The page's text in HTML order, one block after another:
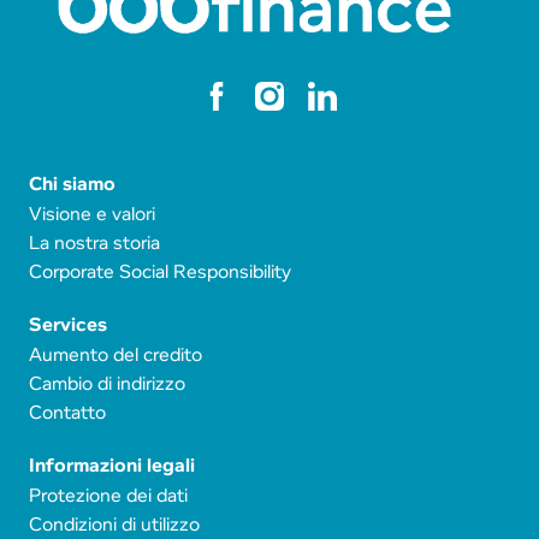
Chi siamo
Visione e valori
La nostra storia
Corporate Social Responsibility
Services
Aumento del credito
Cambio di indirizzo
Contatto
Informazioni legali
Protezione dei dati
Condizioni di utilizzo